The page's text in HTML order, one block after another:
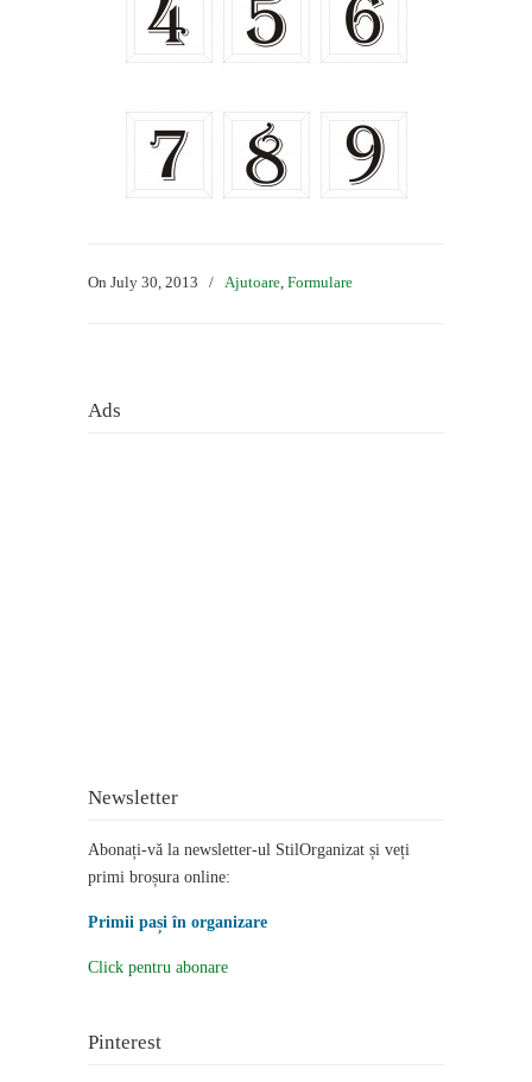
On July 30, 2013 / Ajutoare, Formulare
Ads
Newsletter
Abonați-vă la newsletter-ul StilOrganizat și veți
primi broșura online:
Primii pași în organizare
Click pentru abonare
Pinterest